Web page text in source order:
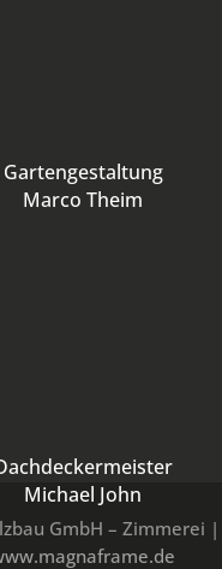
Gartengestaltung
Marco Theim
Michael John
GmbH – Zimmerei